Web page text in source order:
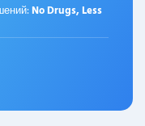
No Drugs, Less